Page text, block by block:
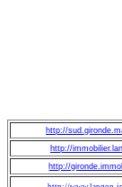
http://
http://
http://